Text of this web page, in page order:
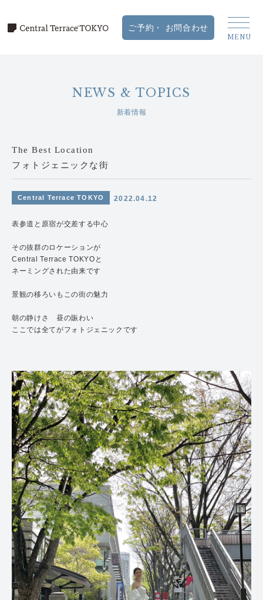
NEWS & TOPICS
新着情報
The Best Location
フォトジェニックな街
Central Terrace TOKYO 2022.04.12
表参道と原宿が交差する中心
その抜群のロケーションが
Central Terrace TOKYOと
ネーミングされた由来です
景観の移ろいもこの街の魅力
朝の静けさ 昼の賑わい
ここでは全てがフォトジェニックです